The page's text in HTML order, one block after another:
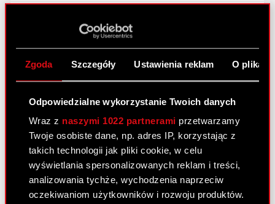
Zgoda Szczegóły Ustawienia reklam O
Odpowiedzialne wykorzystanie Twoich danych
Wraz z naszymi 1022 partnerami przetwarzamy
Twoje osobiste dane, np. adres IP, korzystając z
takich technologii jak pliki cookie, w celu
wyświetlania spersonalizowanych reklam i treści,
analizowania tychże, wychodzenia naprzeciw
oczekiwaniom użytkowników i rozwoju produktów.
Raport bieżący nr 54/2008
Zawezwanie Spółki do próby ugodowej
przez Pana Michała Dębskiego
Raport bieżący nr 53/2008
5 maja 2008
PDF
Rejestracja akcji serii C1 w rejestrze
prowadzonym przez Krajowy Depozyt
Papierów Wartościowych S.A.